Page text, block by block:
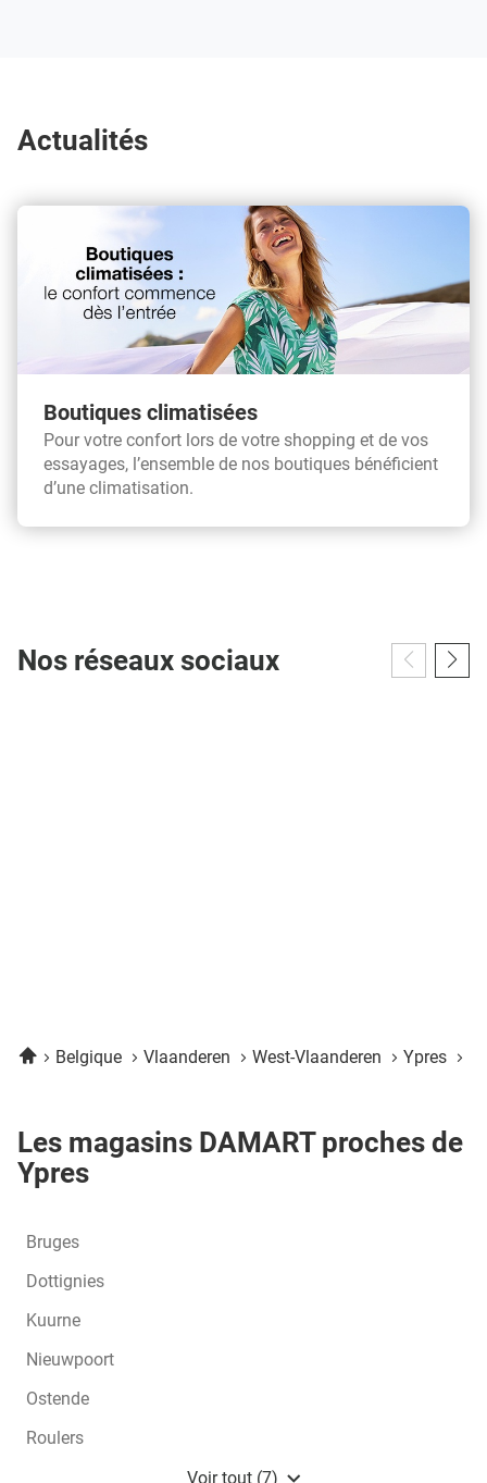
Actualités
Boutiques climatisées
Pour votre confort lors de votre shopping et de vos
essayages, l’ensemble de nos boutiques bénéficient
d’une climatisation.
Nos réseaux sociaux
AccueilBelgique Vlaanderen West-Vlaanderen Ypres
Les magasins DAMART proches de
Ypres
Bruges
Dottignies
Kuurne
Nieuwpoort
Ostende
Roulers
Voir tout (7)